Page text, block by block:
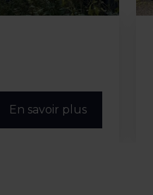
En savoir plus